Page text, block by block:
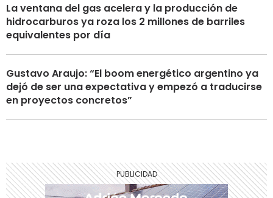
La ventana del gas acelera y la producción de
hidrocarburos ya roza los 2 millones de barriles
equivalentes por día
Gustavo Araujo: “El boom energético argentino ya
dejó de ser una expectativa y empezó a traducirse
en proyectos concretos”